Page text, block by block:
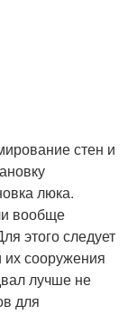
стен и
люка.
вообще
этого следует
их сооружения
лучше не
для